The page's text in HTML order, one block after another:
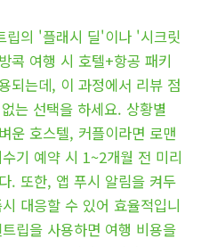
립의 '플래시 딜'이나 '시크릿
콕 여행 시 호텔+항공 패키
되는데, 이 과정에서 리뷰 점
는 선택을 하세요. 상황별
운 호스텔, 커플이라면 로맨
기 예약 시 1~2개월 전 미리
. 또한, 앱 푸시 알림을 켜두
대응할 수 있어 효율적입니
립을 사용하면 여행 비용을